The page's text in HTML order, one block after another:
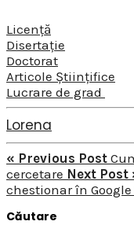
Licență
Disertație
Doctorat
Articole Științifice
Lucrare de grad
Lorena
« Previous Post
cercetare Next Post
chestionar în Google
Căutare